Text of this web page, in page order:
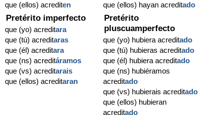
que (ellos) acrediten
que (ellos) hayan acreditado
Pretérito imperfecto
que (yo) acreditara
que (tú) acreditaras
que (él) acreditara
que (ns) acreditáramos
que (vs) acreditarais
que (ellos) acreditaran
Pretérito
pluscuamperfecto
que (yo) hubiera acreditado
que (tú) hubieras acreditado
que (él) hubiera acreditado
que (ns) hubiéramos
acreditado
que (vs) hubierais acreditado
que (ellos) hubieran
acreditado